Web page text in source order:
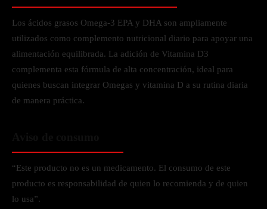
Los ácidos grasos Omega-3 EPA y DHA son ampliamente
utilizados como complemento nutricional diario para apoyar una
alimentación equilibrada. La adición de Vitamina D3
complementa esta fórmula de alta concentración, ideal para
quienes buscan integrar Omegas y vitamina D a su rutina diaria
de manera práctica.
“Este producto no es un medicamento. El consumo de este
producto es responsabilidad de quien lo recomienda y de quien
lo usa”.